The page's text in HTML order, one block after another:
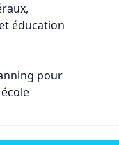
éducation
pour